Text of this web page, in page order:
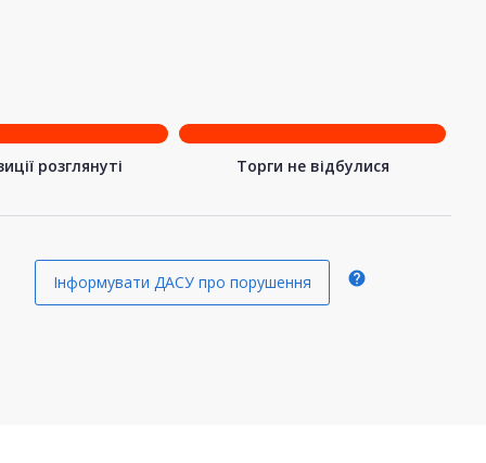
розглянуті Торги не відбулися
Інформувати ДАСУ про порушення help